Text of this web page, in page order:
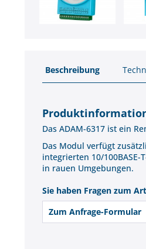
Beschreibung
Das ADAM-6317 ist ein
Das Modul verfügt
integrierten 10/
in rauen Umgebungen.
Sie haben Fragen zum
Zum Anfrage-Formular